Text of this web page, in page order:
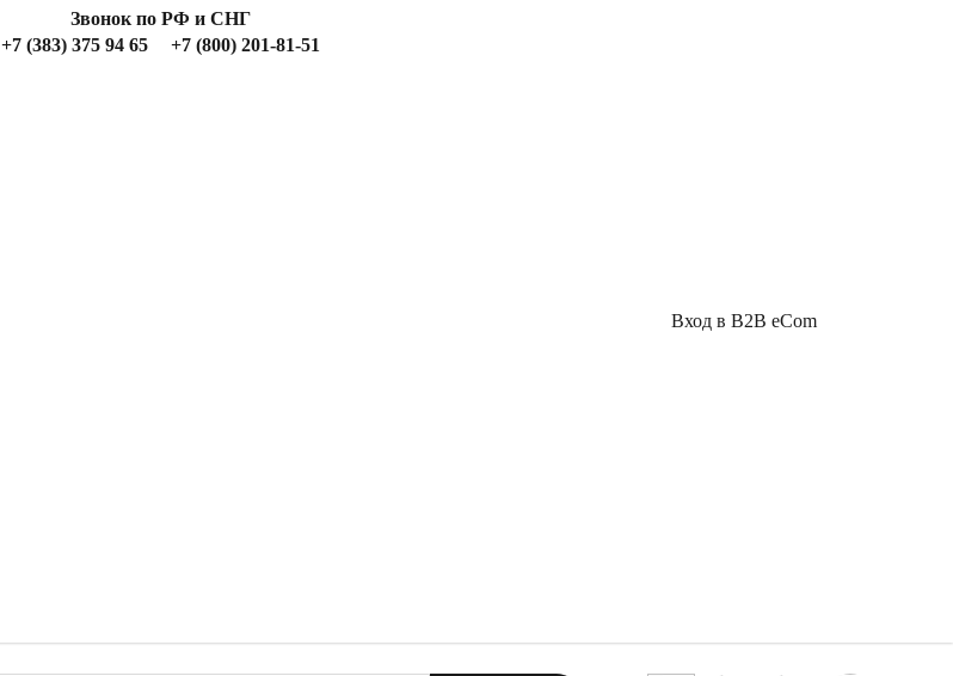
Звонок по РФ и СНГ
+7 (383) 375 94 65
+7 (800) 201-81-51
Вход в B2B eCom